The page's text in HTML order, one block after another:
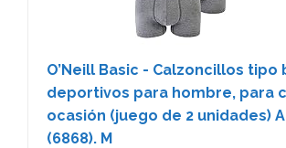
O’Neill Basic - Calzoncillos tipo
deportivos para hombre, para
ocasión (juego de 2 unidades)
(6868). M